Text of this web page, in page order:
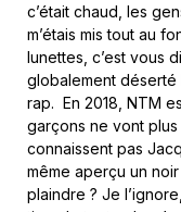
c’était chaud, les
m’étais mis tout au
lunettes, c’est vous
globalement
rap. En 2018, NTM
garçons ne vont
connaissent pas
même aperçu un noir
plaindre ? Je